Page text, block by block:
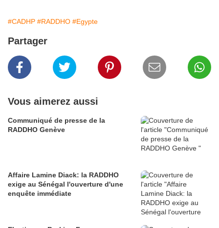
#CADHP #RADDHO #Egypte
Partager
Vous aimerez aussi
Communiqué de presse de la
RADDHO Genève
Affaire Lamine Diack: la RADDHO
exige au Sénégal l'ouverture d'une
enquête immédiate